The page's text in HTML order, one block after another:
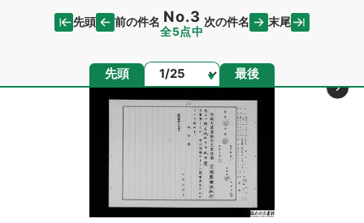
先頭 前の件名 No.3
全5点中
次の件名 末尾
先頭 ページ 最後